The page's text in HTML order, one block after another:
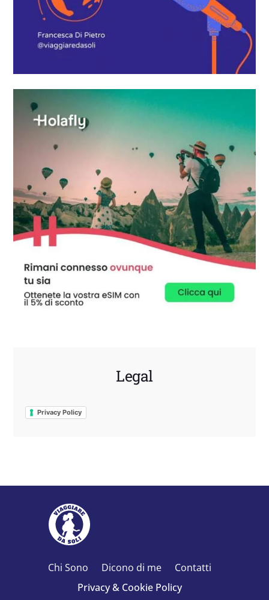
Legal
Privacy Policy
Chi Sono Dicono di me
Contatti
Privacy & Cookie Policy